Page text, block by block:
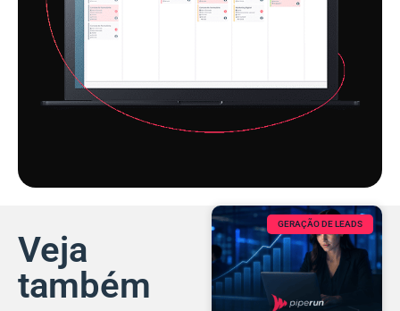
Veja
também
GERAÇÃO DE LEADS